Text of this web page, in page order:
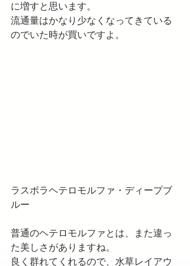
に増すと思います。
流通量はかなり少なくなってきている
のでいた時が買いですよ。
ラスボラヘテロモルファ・ディープブ
ルー
普通のヘテロモルファとは、また違っ
た美しさがありますね。
良く群れてくれるので、水草レイアウ